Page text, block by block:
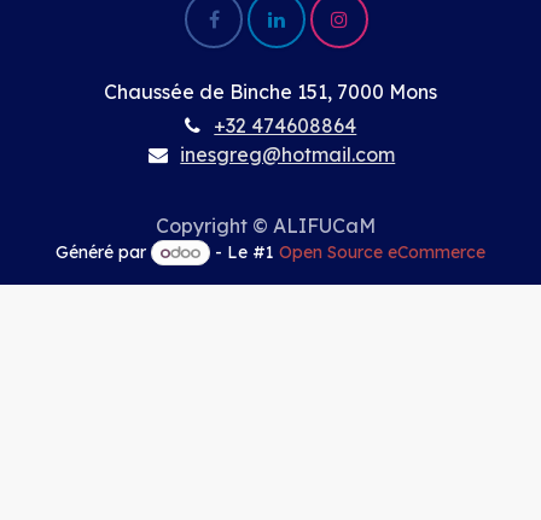
Chaussée de Binche 151, 7000 Mons
+32 474608864
inesgreg@hotmail.com
Copyright © ALIFUCaM
Généré par - Le #1 Open Source eCommerce